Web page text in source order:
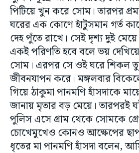
পিটিয়ে খুন করে সোম। তারপর
ঘরের এক কোণে হাঁটুসমান গর্ত
দেহ পুঁতে রাখে। সেই দৃশ্য দুই
একই পরিণতি হবে বলে ভয়
সোম। এরপর সে ওই ঘরে শিকল
জীবনযাপন করে। মঙ্গলবার
গিয়ে ঠাকুমা পানমণি হাঁসদাকে
জানায় মৃতার বড় মেয়ে। তারপরই
পুলিস এসে গ্রাম থেকে সোমকে
চোখেমুখেও কোনও আক্ষেপের ছাপ
ধৃতের মা পানমণি হাঁসদা বলেন,